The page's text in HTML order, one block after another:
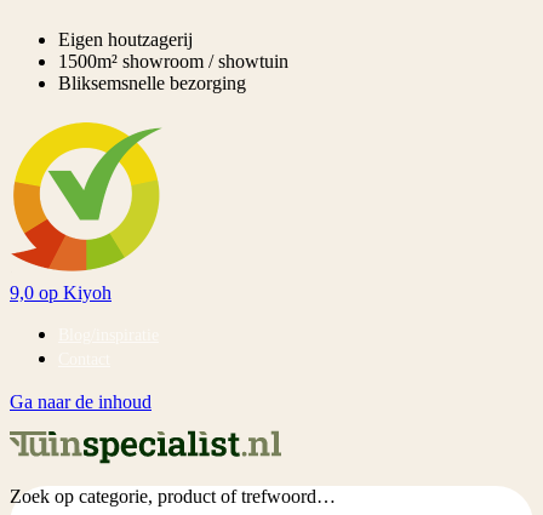
Eigen houtzagerij
1500m² showroom / showtuin
Bliksemsnelle bezorging
9,0 op Kiyoh
Ga naar de inhoud
Zoek op categorie, product of trefwoord…